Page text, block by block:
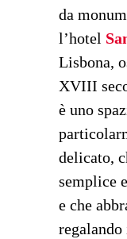
da
l’hotel
Lisbona,
XVIII
è uno
delicato,
semplice
e che